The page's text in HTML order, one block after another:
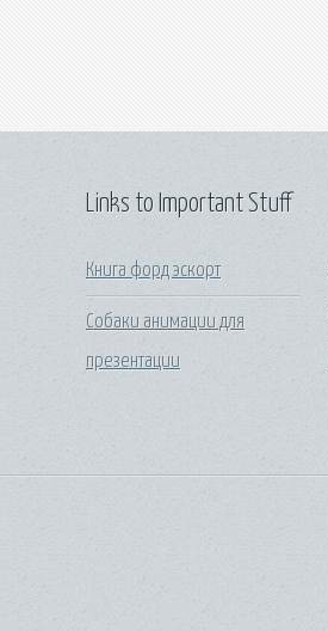
Links to Important Stuff
Книга форд эскорт
Собаки анимации для
презентации